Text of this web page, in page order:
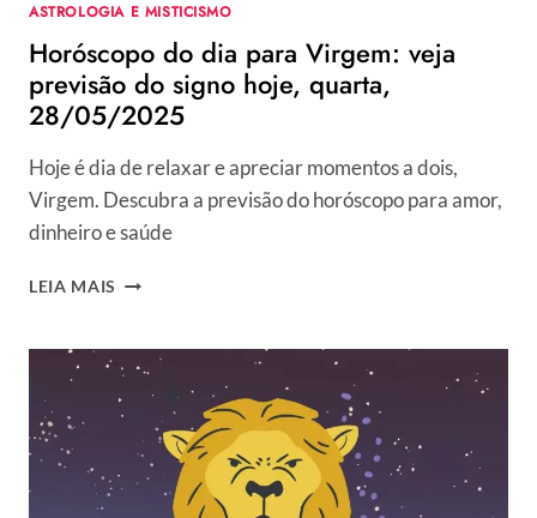
ASTROLOGIA E MISTICISMO
Horóscopo do dia para Virgem: veja
previsão do signo hoje, quarta,
28/05/2025
Hoje é dia de relaxar e apreciar momentos a dois,
Virgem. Descubra a previsão do horóscopo para amor,
dinheiro e saúde
LEIA MAIS HORÓSCOPO
PARA
VIRGEM:
VEJA
PREVISÃO
DO
SIGNO